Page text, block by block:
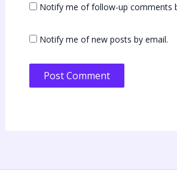
Notify me of follow-up comments
Notify me of new posts by email.